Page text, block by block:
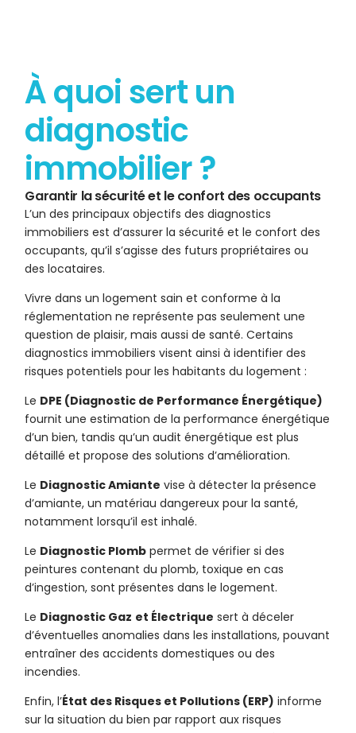
À quoi sert un
diagnostic
immobilier ?
Garantir la sécurité et le confort des occupants
L’un des principaux objectifs des diagnostics
immobiliers est d’assurer la sécurité et le confort des
occupants, qu’il s’agisse des futurs propriétaires ou
des locataires.
Vivre dans un logement sain et conforme à la
réglementation ne représente pas seulement une
question de plaisir, mais aussi de santé. Certains
diagnostics immobiliers visent ainsi à identifier des
risques potentiels pour les habitants du logement :
Le DPE (Diagnostic de Performance Énergétique)
fournit une estimation de la performance énergétique
d’un bien, tandis qu’un audit énergétique est plus
détaillé et propose des solutions d’amélioration.
Le Diagnostic Amiante vise à détecter la présence
d’amiante, un matériau dangereux pour la santé,
notamment lorsqu’il est inhalé.
Le Diagnostic Plomb permet de vérifier si des
peintures contenant du plomb, toxique en cas
d’ingestion, sont présentes dans le logement.
Le Diagnostic Gaz et Électrique sert à déceler
d’éventuelles anomalies dans les installations, pouvant
entraîner des accidents domestiques ou des
incendies.
Enfin, l’État des Risques et Pollutions (ERP) informe
sur la situation du bien par rapport aux risques